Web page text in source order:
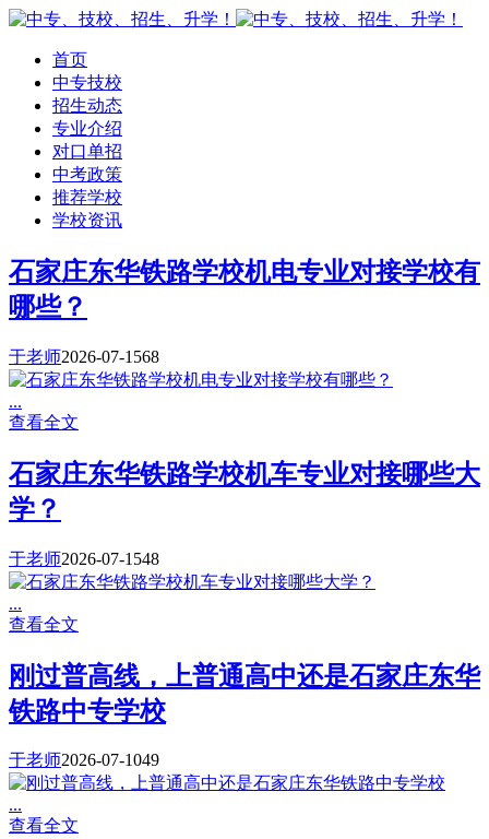
首页
中专技校
招生动态
专业介绍
对口单招
中考政策
推荐学校
学校资讯
石家庄东华铁路学校机电专业对接学校有
哪些？
于老师2026-07-1568
...
查看全文
石家庄东华铁路学校机车专业对接哪些大
学？
于老师2026-07-1548
...
查看全文
刚过普高线，上普通高中还是石家庄东华
铁路中专学校
于老师2026-07-1049
...
查看全文